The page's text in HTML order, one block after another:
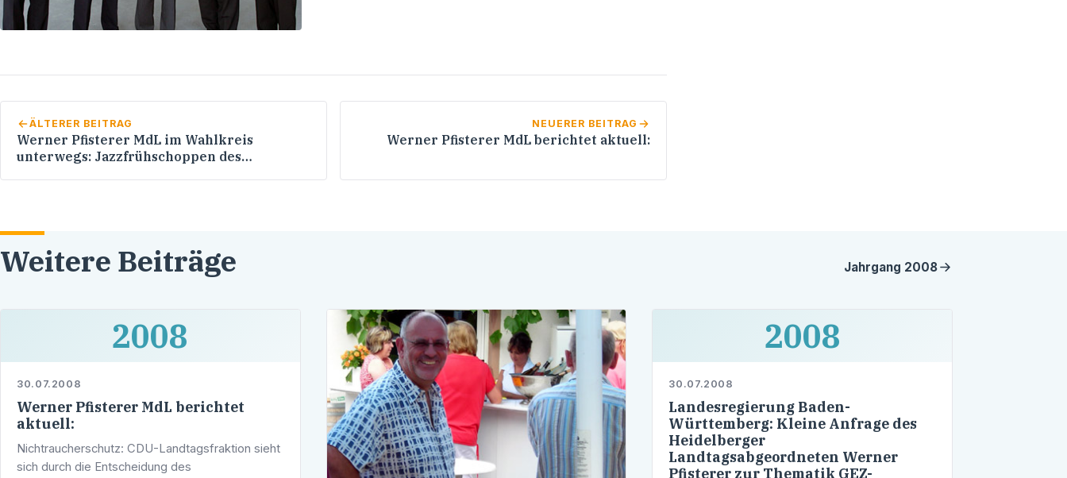
ÄLTERER BEITRAG
Werner Pfisterer MdL im Wahlkreis
unterwegs: Jazzfrühschoppen des
NEUERER BEITRAG
Werner Pfisterer MdL berichtet aktuell:
Weitere Beiträge Jahrgang 2008
2008
30.07.2008
Werner Pfisterer MdL berichtet
aktuell:
Nichtraucherschutz: CDU-Landtagsfraktion sieht
sich durch die Entscheidung des
2008
30.07.2008
Landesregierung Baden-
Württemberg: Kleine Anfrage des
Heidelberger
Landtagsabgeordneten Werner
Pfisterer zur Thematik GEZ-